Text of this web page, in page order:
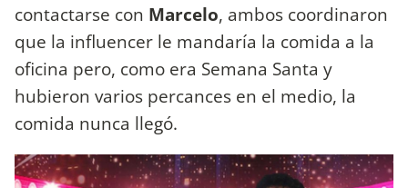
contactarse con Marcelo, ambos coordinaron
que la influencer le mandaría la comida a la
oficina pero, como era Semana Santa y
hubieron varios percances en el medio, la
comida nunca llegó.